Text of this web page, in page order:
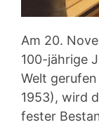
Am 20.
100-jährige
Welt
1953), wird
fester